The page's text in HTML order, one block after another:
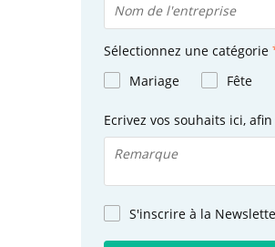
Sélectionnez une catégorie
Mariage
Fête
Ecrivez vos souhaits ici,
S'inscrire à la